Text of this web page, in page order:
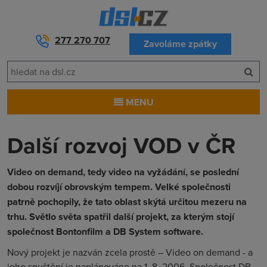
277 270 707 Zavoláme zpátky
MENU
Další rozvoj VOD v ČR
Video on demand, tedy video na vyžádání, se poslední
dobou rozvíjí obrovským tempem. Velké společnosti
patrně pochopily, že tato oblast skýtá určitou mezeru na
trhu. Světlo světa spatřil další projekt, za kterým stojí
společnost Bontonfilm a DB System software.
Nový projekt je nazván zcela prostě – Video on demand - a